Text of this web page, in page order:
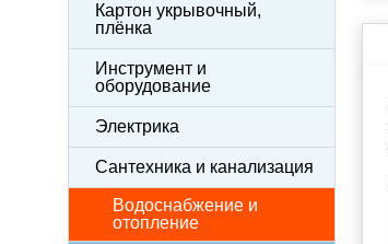
Картон укрывочный,
плёнка
Инструмент и
оборудование
Электрика
Сантехника и канализация
Водоснабжение и
отопление